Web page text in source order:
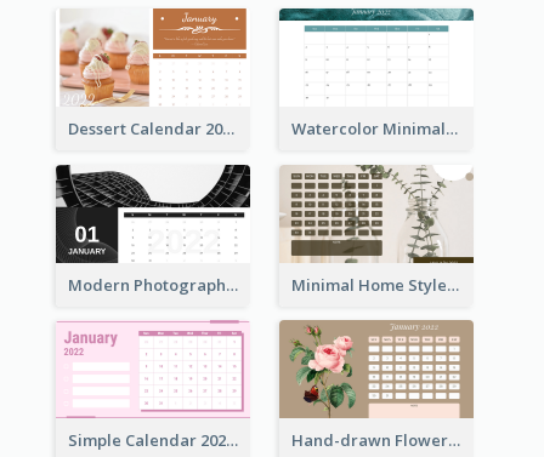
Dessert Calendar 2022 Watercolor Minimalist Calendar
Modern Photography Calendar 2022 Minimal Home Style Calendar
Simple Calendar 2022 With Notes Hand-drawn Flowers Calender